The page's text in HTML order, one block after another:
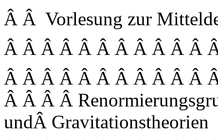
Â Â Vorlesung zur
Â Â Â Â Â Â Â Â Â Â Â
Â Â Â Â Â Â Â Â Â Â Â
Â Â Â Â
undÂ Gravitationstheorien